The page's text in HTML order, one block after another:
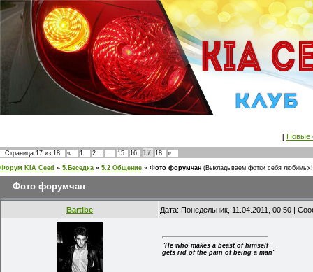
[ Новые
Страница 17 из 18 « 1 2 … 15 16 17 18 »
Форум KIA Ceed » 5.Беседка » 5.2 Общение » Фото форумчан (Выкладываем фотки себя
Фото форумчан
Bartlbe Дата: Понедельник, 11.04.2011, 00:50 |
"He who makes a beast of himself
gets rid of the pain of being a man"